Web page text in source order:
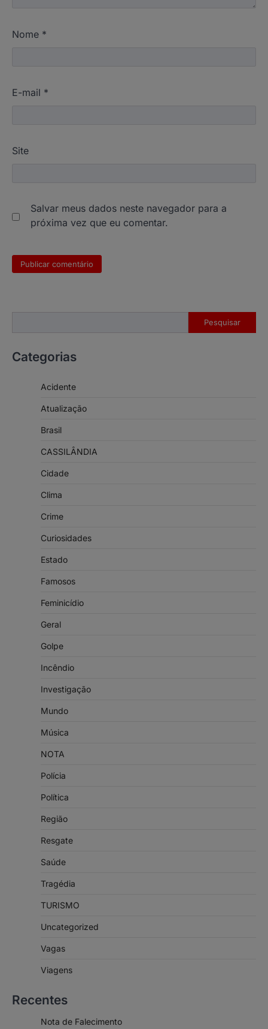
Nome *
E-mail *
Site
Salvar meus dados neste navegador para a
próxima vez que eu comentar.
Pesquisar
Categorias
Acidente
Atualização
Brasil
CASSILÂNDIA
Cidade
Clima
Crime
Curiosidades
Estado
Famosos
Feminicídio
Geral
Golpe
Incêndio
Investigação
Mundo
Música
NOTA
Polícia
Política
Região
Resgate
Saúde
Tragédia
TURISMO
Uncategorized
Vagas
Viagens
Recentes
Nota de Falecimento